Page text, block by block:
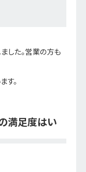
した。営業の方も
す。
満足度はい